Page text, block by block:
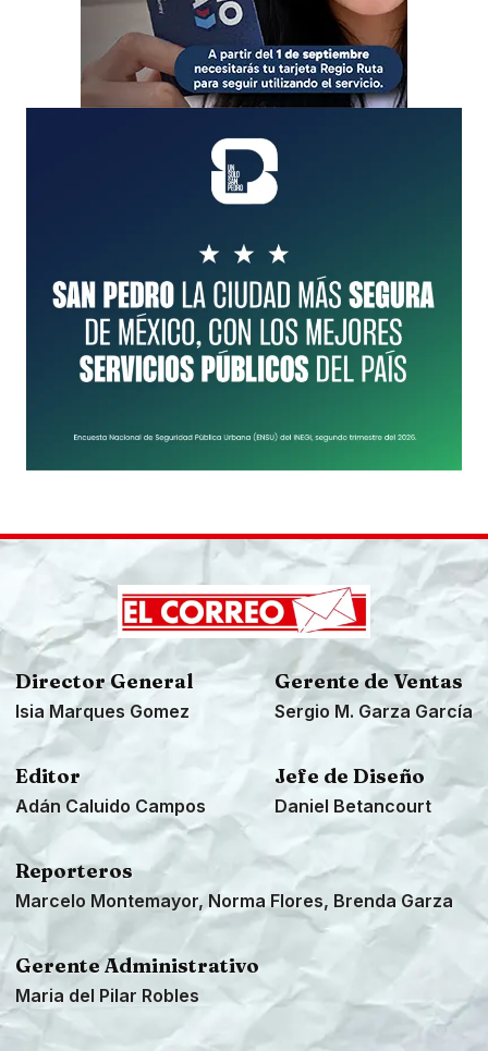
Director General
Isia Marques Gomez
Gerente de Ventas
Sergio M. Garza García
Editor
Adán Caluido Campos
Jefe de Diseño
Daniel Betancourt
Reporteros
Marcelo Montemayor, Norma Flores, Brenda Garza
Gerente Administrativo
Maria del Pilar Robles